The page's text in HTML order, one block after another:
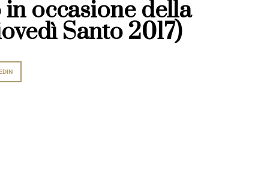
occasione della
Santo 2017)